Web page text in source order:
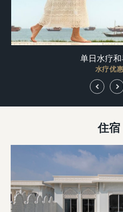
单日水疗
水疗优惠
Previous
住宿